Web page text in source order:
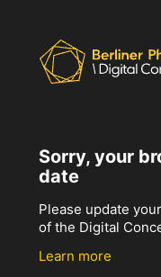
Sorry, your
date
Please update
of the Digital
Learn more